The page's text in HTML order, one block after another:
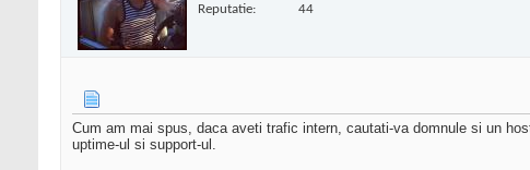
Reputatie: 44
Cum am mai spus, daca aveti trafic intern, cautati-va domnule si un
uptime-ul si support-ul.